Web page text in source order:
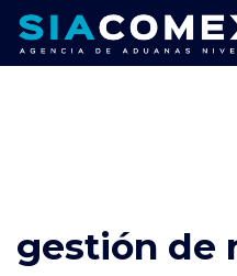
gestión de